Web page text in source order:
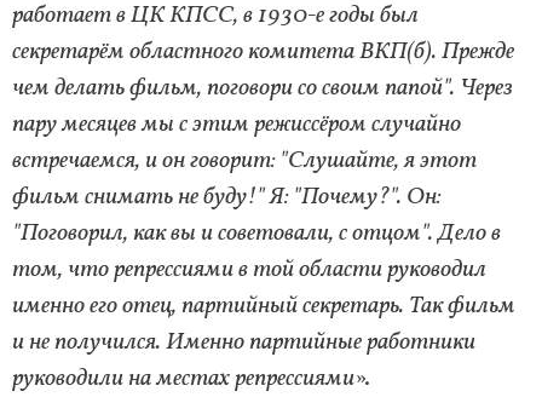
работает в ЦК КПСС, в 1930-е годы был
секретарём областного комитета ВКП(б). Прежде
чем делать фильм, поговори со своим папой". Через
пару месяцев мы с этим режиссёром случайно
встречаемся, и он говорит: "Слушайте, я этот
фильм снимать не буду!" Я: "Почему?". Он:
"Поговорил, как вы и советовали, с отцом". Дело в
том, что репрессиями в той области руководил
именно его отец, партийный секретарь. Так фильм
и не получился. Именно партийные работники
руководили на местах репрессиями».